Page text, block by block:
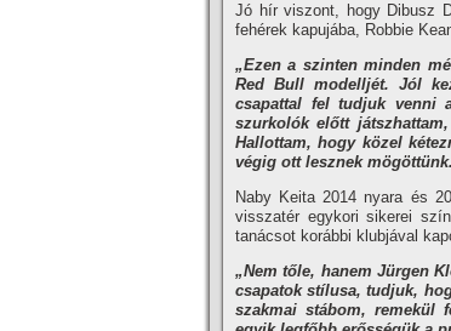
Jó hír viszont, hogy Dibusz
fehérek kapujába, Robbie
„Ezen a szinten minden
Red Bull modelljét. Jól
csapattal fel tudjuk venni
szurkolók előtt
Hallottam, hogy közel
végig ott lesznek
Naby Keita 2014 nyara és
visszatér egykori sikerei
tanácsot korábbi klubjával
„Nem tőle, hanem Jürgen
csapatok stílusa, tudjuk,
szakmai stábom, remekül